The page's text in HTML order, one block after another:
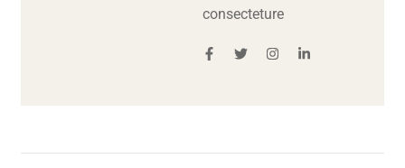
consecteture